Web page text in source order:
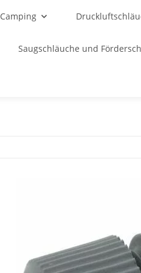
Camping
Saugschläuche und